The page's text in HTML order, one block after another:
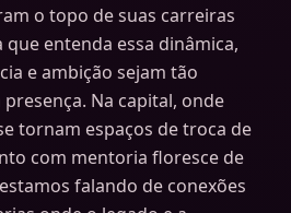
o topo de suas carreiras
entenda essa dinâmica,
e ambição sejam tão
Na capital, onde
tornam espaços de troca de
com mentoria floresce de
falando de conexões